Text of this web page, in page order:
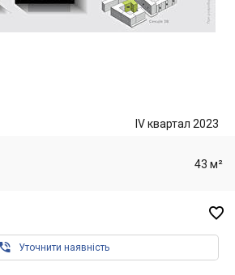
IV квартал 2023
43 м²

 Уточнити наявність